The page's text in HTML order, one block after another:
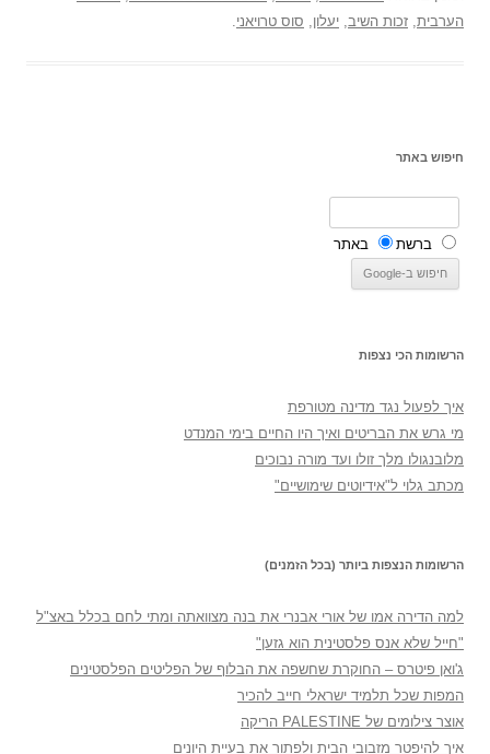
הערבית, זכות השיב, יעלון, סוס טרויאני.
חיפוש באתר
ברשת באתר
הרשומות הכי נצפות
איך לפעול נגד מדינה מטורפת
מי גרש את הבריטים ואיך היו החיים בימי המנדט
מלובנגולו מלך זולו ועד מורה נבוכים
מכתב גלוי ל"אידיוטים שימושיים"
הרשומות הנצפות ביותר (בכל הזמנים)
למה הדירה אמו של אורי אבנרי את בנה מצוואתה ומתי לחם בכלל באצ"ל
"חייל שלא אנס פלסטינית הוא גזען"
ג'ואן פיטרס – החוקרת שחשפה את הבלוף של הפליטים הפלסטינים
המפות שכל תלמיד ישראלי חייב להכיר
אוצר צילומים של PALESTINE הריקה
איך להיפטר מזבובי הבית ולפתור את בעיית היונים